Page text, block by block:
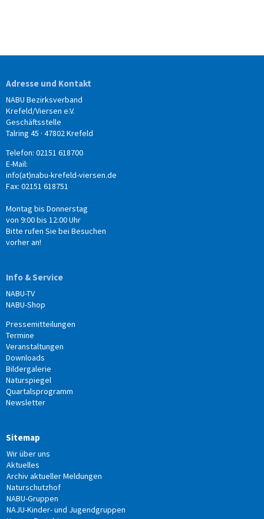
Adresse und Kontakt
NABU Bezirksverband
Krefeld/Viersen e.V.
Geschäftsstelle
Talring 45 · 47802 Krefeld
Telefon: 02151 618700
E-Mail:
info(at)nabu-krefeld-viersen.de
Fax: 02151 618751
Montag bis Donnerstag
von 9:00 bis 12:00 Uhr
Bitte rufen Sie bei Besuchen
vorher an!
Info & Service
NABU-TV
NABU-Shop
Pressemitteilungen
Termine
Veranstaltungen
Downloads
Bildergalerie
Naturspiegel
Quartalsprogramm
Newsletter
Sitemap
Wir über uns
Aktuelles
Archiv aktueller Meldungen
Naturschutzhof
NABU-Gruppen
NAJU-Kinder- und Jugendgruppen